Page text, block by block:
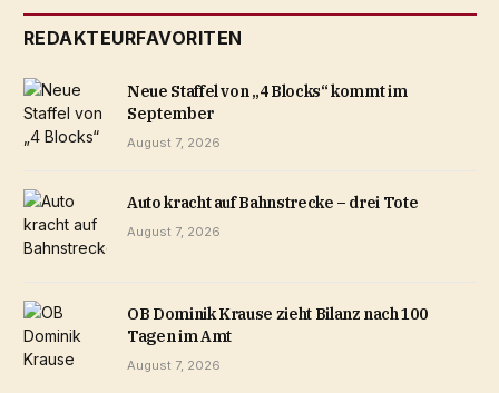
REDAKTEURFAVORITEN
Neue Staffel von „4 Blocks“ kommt im
September
August 7, 2026
Auto kracht auf Bahnstrecke – drei Tote
August 7, 2026
OB Dominik Krause zieht Bilanz nach 100
Tagen im Amt
August 7, 2026